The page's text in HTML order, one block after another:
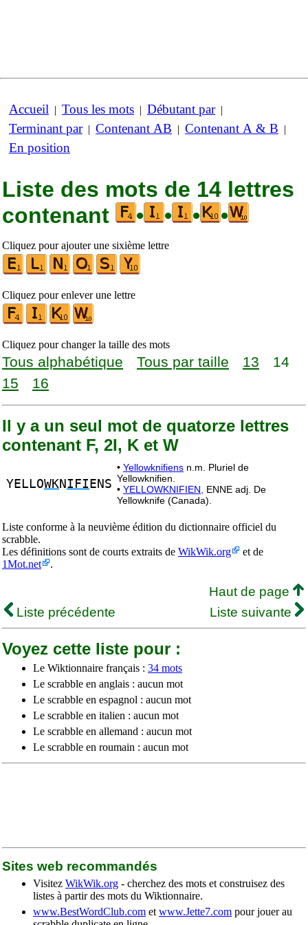
Accueil | Tous les mots | Débutant par|
Terminant par| Contenant AB | Contenant A & B |
En position
Liste des mots de 14 lettres
contenant
• • • •
Cliquez pour ajouter une sixième lettre
Cliquez pour enlever une lettre
Cliquez pour changer la taille des mots
Tous alphabétique Tous par taille 13
14
15
16
Il y a un seul mot de quatorze lettres
contenant F, 2I, K et W
YELLOWKN IFI ENS
• Yellowknifiens n.m. Pluriel de
Yellowknifien.
• YELLOWKNIFIEN,
ENNE adj. De
Yellowknife (Canada).
Liste conforme à la neuvième édition du dictionnaire officiel du
scrabble.
Les définitions sont de courts extraits de WikWik.org
et de
1Mot.net
.
Haut de page
Liste précédente
Liste suivante
Voyez cette liste pour :
Le Wiktionnaire français : 34 mots
Le scrabble en anglais : aucun mot
Le scrabble en espagnol : aucun mot
Le scrabble en italien : aucun mot
Le scrabble en allemand : aucun mot
Le scrabble en roumain : aucun mot
Sites web recommandés
Visitez WikWik.org - cherchez des mots et construisez des
listes à partir des mots du Wiktionnaire.
www.BestWordClub.com et www.Jette7.com pour jouer au